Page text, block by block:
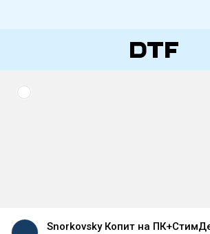
Snorkovsky Копит на